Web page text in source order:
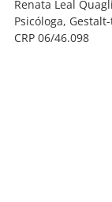
Renata Leal
Psicóloga,
CRP 06/46.098